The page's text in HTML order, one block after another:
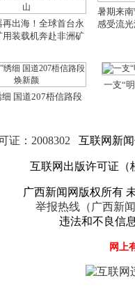
再出海！全球首台永
用装载机奔赴非洲矿
暑期来
感受流
细 国道207梧信路段
一支“
证：2008302 互联网新
互联网出版许可证
广西新闻网版权所有
举报热线（广西新
违法和不良信
网上